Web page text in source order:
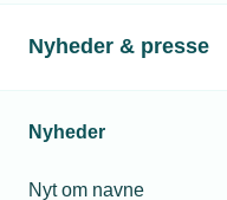
Nyheder & presse
Nyheder
Nyt om navne